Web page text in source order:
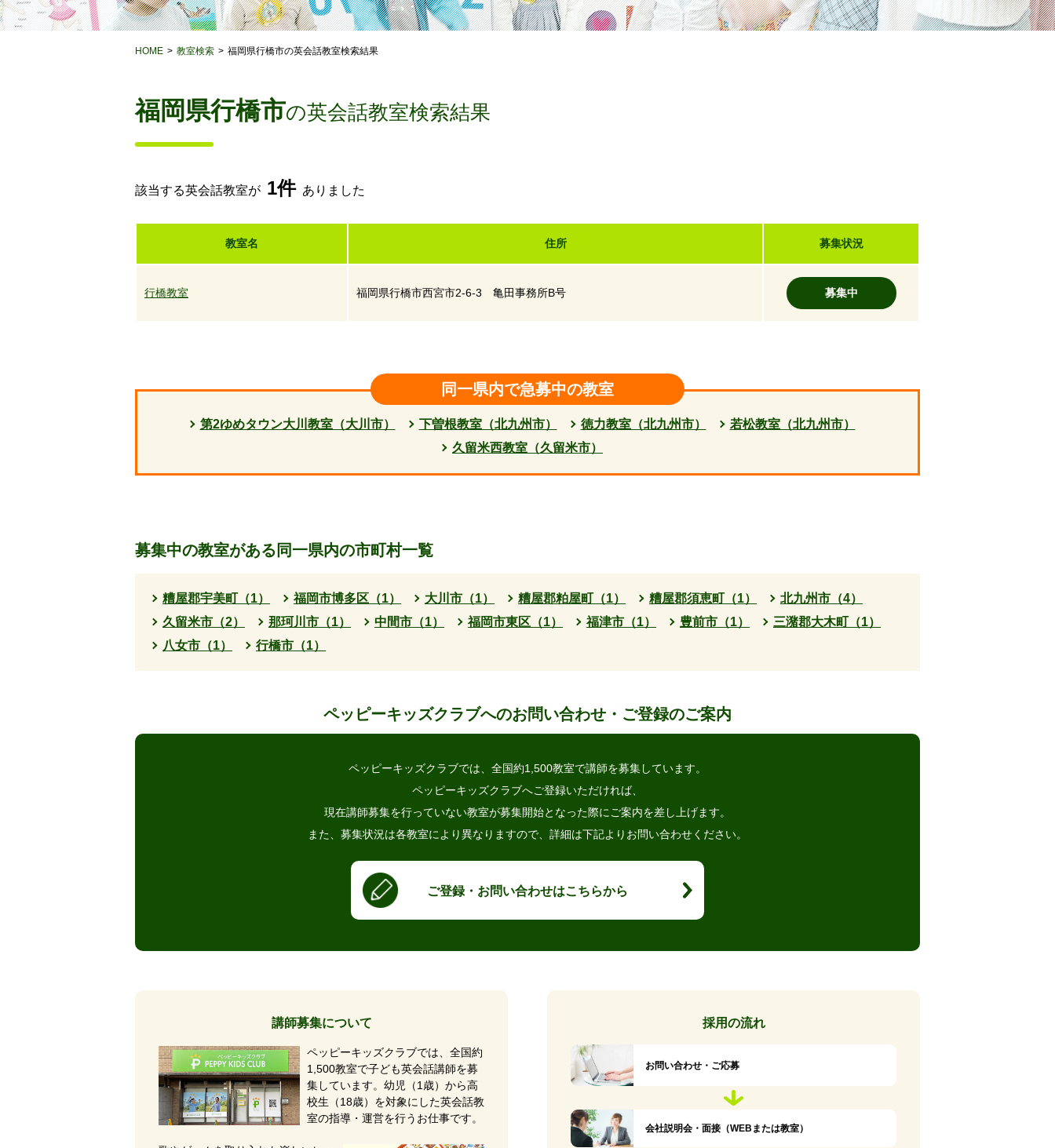
HOME 教室検索 福岡県行橋市の英会話教室検索結果
福岡県行橋市の英会話教室検索結果
該当する英会話教室が 1件 ありました
教室名 住所 募集状況
行橋教室 福岡県行橋市西宮市2-6-3 亀田事務所B号 募集中
同一県内で急募中の教室
第2ゆめタウン大川教室（大川市） 下曽根教室（北九州市） 徳力教室（北九州市）
若松教室（北九州市）
久留米西教室（久留米市）
募集中の教室がある同一県内の市町村一覧
糟屋郡宇美町（1） 福岡市博多区（1） 大川市（1） 糟屋郡粕屋町（1） 糟屋郡須恵町（1）
北九州市（4）
久留米市（2）
那珂川市（1） 中間市（1） 福岡市東区（1） 福津市（1） 豊前市（1）
三潴郡大木町（1）
八女市（1）
行橋市（1）
ペッピーキッズクラブへのお問い合わせ・ご登録のご案内
ペッピーキッズクラブでは、 全国約1,500教室で講師を募集しています。
ペッピーキッズクラブへご登録いただければ、
現在講師募集を行っていない教室が募集開始となった際にご案内を差し上げます。
また、募集状況は各教室により異なりますので、 詳細は下記よりお問い合わせください。
ご登録・お問い合わせはこちらから
講師募集について
ペッピーキッズクラブでは、全国約
1,500教室で子ども英会話講師を募
集しています。幼児（1歳）から高
校生（18歳）を対象にした英会話教
室の指導・運営を行うお仕事です。
採用の流れ
お問い合わせ・ご応募
会社説明会・面接（WEBまたは教室）